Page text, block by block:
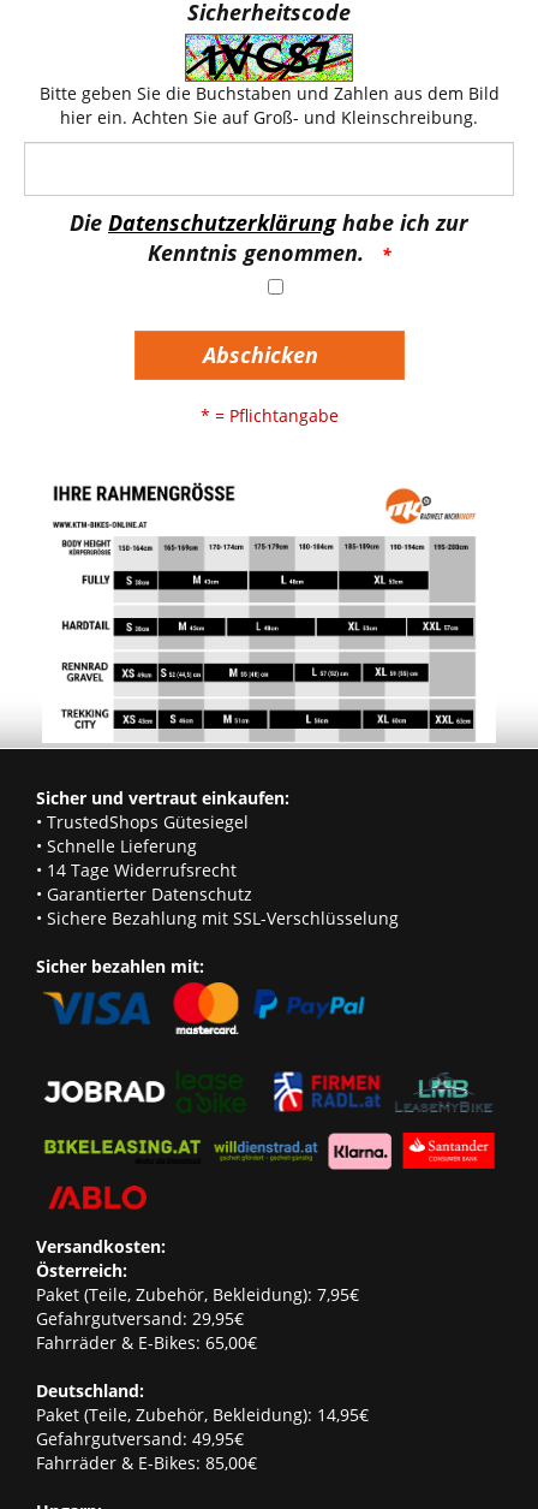
Sicherheitscode
Bitte geben Sie die Buchstaben und Zahlen aus dem Bild
hier ein. Achten Sie auf Groß- und Kleinschreibung.
Die Datenschutzerklärunghabe ich zur
Kenntnis genommen.
Abschicken
* = Pflichtangabe
Sicher und vertraut einkaufen:
• TrustedShops Gütesiegel
• Schnelle Lieferung
• 14 Tage Widerrufsrecht
• Garantierter Datenschutz
• Sichere Bezahlung mit SSL-Verschlüsselung
Sicher bezahlen mit:
Versandkosten:
Österreich:
Paket (Teile, Zubehör, Bekleidung): 7,95€
Gefahrgutversand: 29,95€
Fahrräder & E-Bikes: 65,00€
Deutschland:
Paket (Teile, Zubehör, Bekleidung): 14,95€
Gefahrgutversand: 49,95€
Fahrräder & E-Bikes: 85,00€